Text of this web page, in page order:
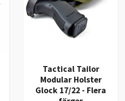
Tactical Tailor
Modular Holster
Glock 17/22 - Flera